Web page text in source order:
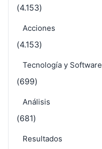
(4.153)
Acciones
(4.153)
Tecnología y Software
(699)
Análisis
(681)
Resultados